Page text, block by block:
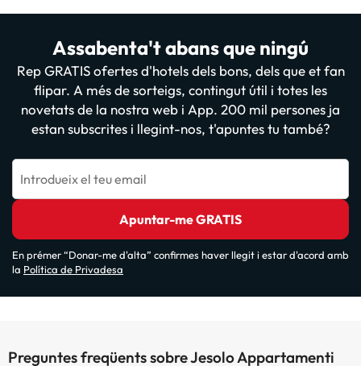
Assabenta't abans que ningú
Rep GRATIS ofertes d'hotels dels bons, dels que et fan
flipar. A més de sorteigs, contingut útil i totes les
novetats de la nostra web i App. 200 mil persones ja
estan subscrites i llegint-nos, t'apuntes tu també?
Introdueix el teu email
Apuntar-me GRATIS
En prémer “Donar-me d'alta” confirmes haver llegit i estar d'acord amb
la Política de Privadesa
Preguntes freqüents sobre Jesolo Appartamenti